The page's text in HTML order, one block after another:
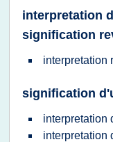
interpretation
signification
interpretation
signification
interpretation
interpretation